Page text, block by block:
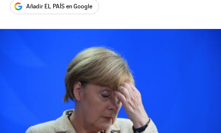
Añadir EL PAÍS en Google